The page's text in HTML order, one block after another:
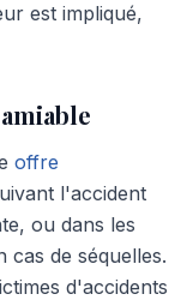
est impliqué,
offre
l'accident
ou dans les
cas de séquelles.
d'accidents